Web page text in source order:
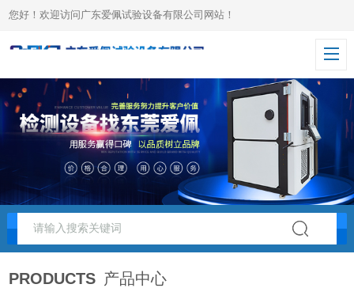
您好！欢迎访问广东爱佩试验设备有限公司网站！
PRODUCTS 产品中心